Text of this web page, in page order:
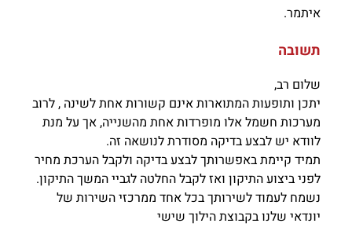
איתמר.
תשובה
שלום רב,
יתכן ותופעות המתוארות אינם קשורות אחת לשינה , לרוב
מערכות חשמל אלו מופרדות אחת מהשנייה, אך על מנת
לוודא יש לבצע בדיקה מסודרת לנושאה זה.
תמיד קיימת באפשרותך לבצע בדיקה ולקבל הערכת מחיר
לפני ביצוע התיקון ואז לקבל החלטה לגביי המשך התיקון.
נשמח לעמוד לשירותך בכל אחד ממרכזי השירות של
יונדאי שלנו בקבוצת הילוך שישי